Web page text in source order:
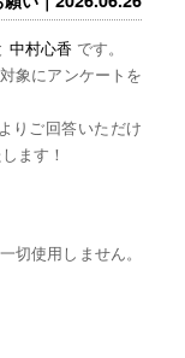
中村心香 です。
象にアンケートを
りご回答いただけ
ます！
切使用しません。